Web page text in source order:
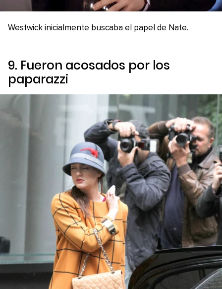
Westwick inicialmente buscaba el papel de Nate.
9. Fueron acosados por los
paparazzi